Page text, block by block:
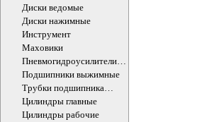
Диски ведомые
Диски нажимные
Инструмент
Маховики
Пневмогидроусилители
сцепления
Подшипники выжимные
Трубки подшипника
выжимного
Цилиндры главные
Цилиндры рабочие